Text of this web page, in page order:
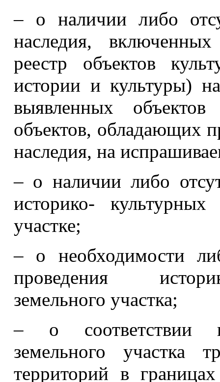
– о наличии либо
наследия,
реестр объектов
истории и культуры)
выявленных
объектов, обладающих
наследия, на
– о наличии либо
историко-
участке;
– о необходимости
проведения
земельного участка;
– о соответствии
земельного участка
территорий в